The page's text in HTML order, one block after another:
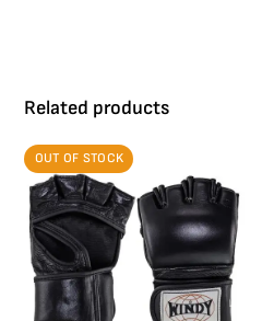
Related products
OUT OF STOCK